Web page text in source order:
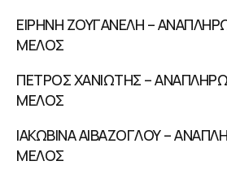
ΕΙΡΗΝΗ ΖΟΥΓΑΝΕΛΗ –
ΜΕΛΟΣ
ΠΕΤΡΟΣ ΧΑΝΙΩΤΗΣ –
ΜΕΛΟΣ
ΙΑΚΩΒΙΝΑ ΑΙΒΑΖΟΓΛΟΥ –
ΜΕΛΟΣ